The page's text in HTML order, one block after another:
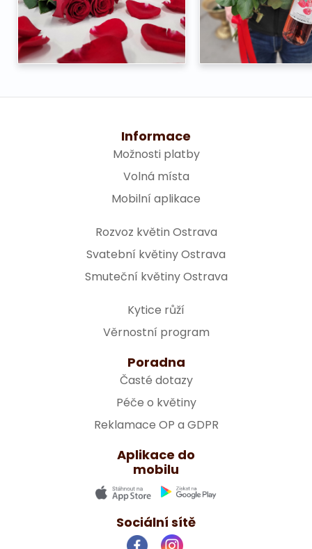
Informace
Možnosti platby
Volná místa
Mobilní aplikace
Rozvoz květin Ostrava
Svatební květiny Ostrava
Smuteční květiny Ostrava
Kytice růží
Věrnostní program
Poradna
Časté dotazy
Péče o květiny
Reklamace OP a GDPR
Aplikace do
mobilu
Sociální sítě